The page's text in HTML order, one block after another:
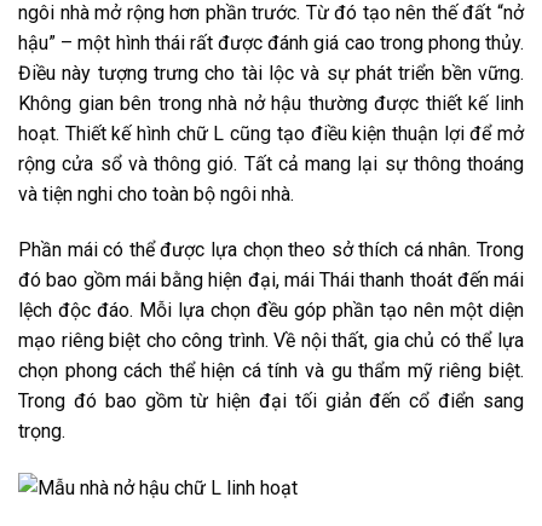
ngôi nhà mở rộng hơn phần trước. Từ đó tạo nên thế đất “nở
hậu” – một hình thái rất được đánh giá cao trong phong thủy.
Điều này tượng trưng cho tài lộc và sự phát triển bền vững.
Không gian bên trong nhà nở hậu thường được thiết kế linh
hoạt. Thiết kế hình chữ L cũng tạo điều kiện thuận lợi để mở
rộng cửa sổ và thông gió. Tất cả mang lại sự thông thoáng
và tiện nghi cho toàn bộ ngôi nhà.
Phần mái có thể được lựa chọn theo sở thích cá nhân. Trong
đó bao gồm mái bằng hiện đại, mái Thái thanh thoát đến mái
lệch độc đáo. Mỗi lựa chọn đều góp phần tạo nên một diện
mạo riêng biệt cho công trình. Về nội thất, gia chủ có thể lựa
chọn phong cách thể hiện cá tính và gu thẩm mỹ riêng biệt.
Trong đó bao gồm từ hiện đại tối giản đến cổ điển sang
trọng.